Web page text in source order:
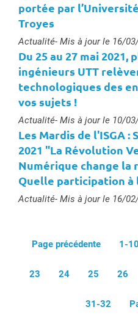
portée par
Troyes
Type :
Actualité- Mis à jour le 16/
Du 25 au 27 mai 2021,
ingénieurs UTT
technologiques des
vos sujets !
Type :
Actualité- Mis à jour le 10/
Les Mardis de l'ISGA :
2021 "La Révolution
Numérique change la
Quelle participation à
Type :
Actualité- Mis à jour le 16/
Page précédente 1-10
23 24 25 26
31-32